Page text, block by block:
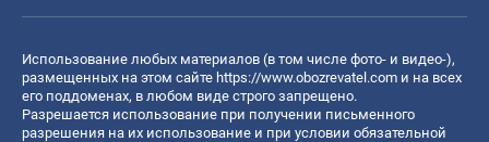
Использование любых материалов (в том числе фото- и видео-),
размещенных на этом сайте https://www.obozrevatel.com и на всех
его поддоменах, в любом виде строго запрещено.
Разрешается использование при получении письменного
разрешения на их использование и при условии обязательной